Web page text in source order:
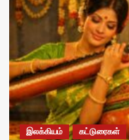
இலக்கியம் கட்டுரைகள்